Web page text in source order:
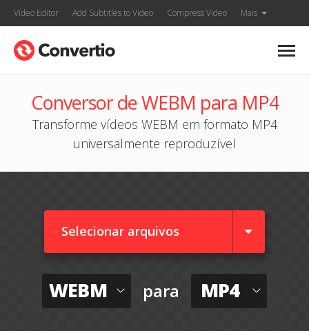
Video Editor Add Subtitles to Video Compress Video Mais
Conversor de WEBM para MP4
Transforme vídeos WEBM em formato MP4
universalmente reproduzível
Selecionar arquivos
WEBM para MP4